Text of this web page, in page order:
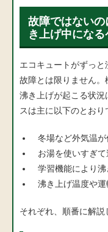
故障ではない
き上げ中になる
エコキュートがずっ
故障とは限りません
沸き上げが起こる状
スは主に以下のとおり
冬場など外気温
お湯を使いすぎ
学習機能により
沸き上げ温度や
それぞれ、順番に解説